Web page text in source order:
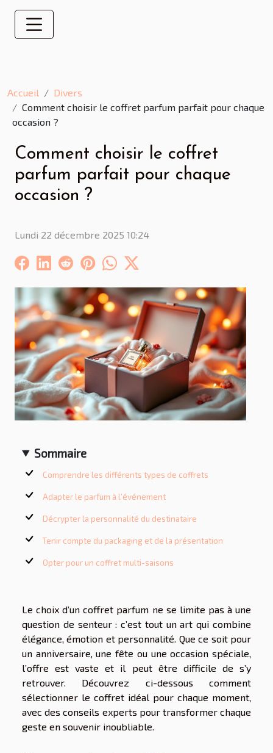
Accueil
Divers
Comment choisir le coffret parfum parfait pour chaque
occasion ?
Comment choisir le coffret
parfum parfait pour chaque
occasion ?
Lundi 22 décembre 2025 10:24
Sommaire
Comprendre les différents types de coffrets
Adapter le parfum à l’événement
Décrypter la personnalité du destinataire
Tenir compte du packaging et de la présentation
Opter pour un coffret multi-saisons
Le choix d’un coffret parfum ne se limite pas à une
question de senteur : c’est tout un art qui combine
élégance, émotion et personnalité. Que ce soit pour
un anniversaire, une fête ou une occasion spéciale,
l’offre est vaste et il peut être difficile de s’y
retrouver. Découvrez ci-dessous comment
sélectionner le coffret idéal pour chaque moment,
avec des conseils experts pour transformer chaque
geste en souvenir inoubliable.